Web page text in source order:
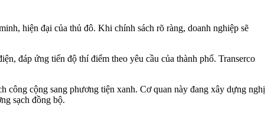
hiện đại của thủ đô. Khi chính sách rõ ràng, doanh nghiệp sẽ
đáp ứng tiến độ thí điểm theo yêu cầu của thành phố. Transerco
công cộng sang phương tiện xanh. Cơ quan này đang xây dựng nghị
sạch đồng bộ.